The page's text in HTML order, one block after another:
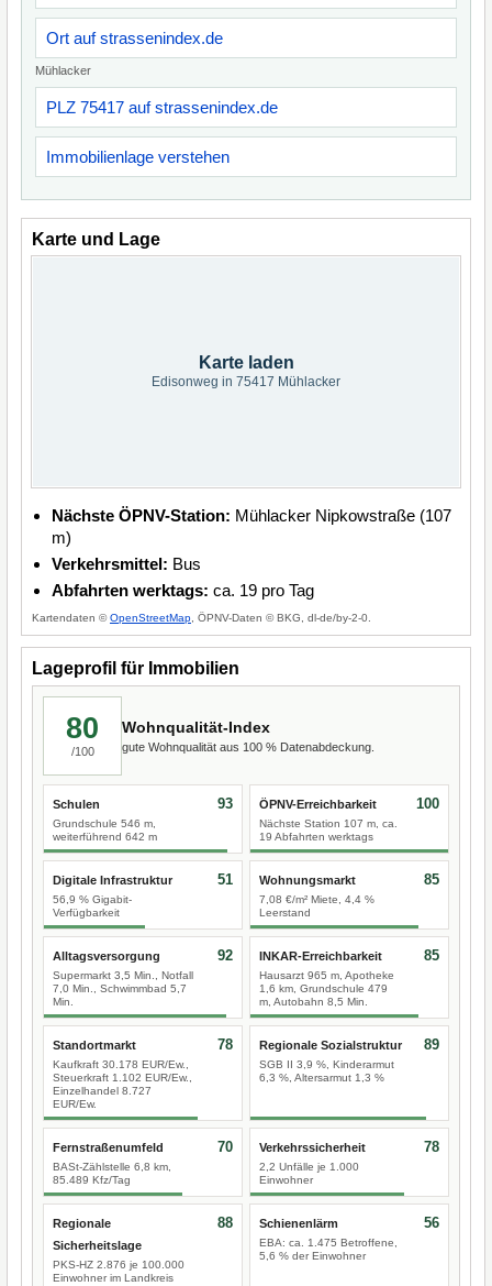
Ort auf strassenindex.de
Mühlacker
PLZ 75417 auf strassenindex.de
Immobilienlage verstehen
Karte und Lage
Karte laden
Edisonweg in 75417 Mühlacker
Nächste ÖPNV-Station: Mühlacker Nipkowstraße (107
m)
Verkehrsmittel: Bus
Abfahrten werktags: ca. 19 pro Tag
Kartendaten ©OpenStreetMap , ÖPNV-Daten © BKG, dl-de/by-2-0.
Lageprofil für Immobilien
80
/100
Wohnqualität-Index
gute Wohnqualität aus 100 % Datenabdeckung.
Schulen
Grundschule 546 m,
weiterführend 642 m
93 ÖPNV-Erreichbarkeit
Nächste Station 107 m, ca.
19 Abfahrten werktags
100
Digitale Infrastruktur
56,9 % Gigabit-
Verfügbarkeit
51 Wohnungsmarkt
7,08 €/m² Miete, 4,4 %
Leerstand
85
Alltagsversorgung
Supermarkt 3,5 Min., Notfall
7,0 Min., Schwimmbad 5,7
Min.
92 INKAR-Erreichbarkeit
Hausarzt 965 m, Apotheke
1,6 km, Grundschule 479
m, Autobahn 8,5 Min.
85
Standortmarkt
Kaufkraft 30.178 EUR/Ew.,
Steuerkraft 1.102 EUR/Ew.,
Einzelhandel 8.727
EUR/Ew.
78 Regionale Sozialstruktur
SGB II 3,9 %, Kinderarmut
6,3 %, Altersarmut 1,3 %
89
Fernstraßenumfeld
BASt-Zählstelle 6,8 km,
85.489 Kfz/Tag
70 Verkehrssicherheit
2,2 Unfälle je 1.000
Einwohner
78
Regionale
Sicherheitslage
PKS-HZ 2.876 je 100.000
Einwohner im Landkreis
88 Schienenlärm
EBA: ca. 1.475 Betroffene,
5,6 % der Einwohner
56